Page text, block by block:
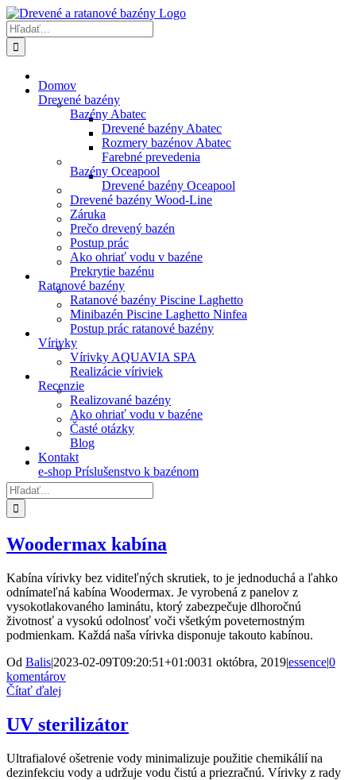
Skip
to
content
Hľadať:
Domov
Drevené bazény
Bazény Abatec
Drevené bazény Abatec
Rozmery bazénov Abatec
Farebné prevedenia
Bazény Oceapool
Drevené bazény Oceapool
Drevené bazény Wood-Line
Záruka
Prečo drevený bazén
Postup prác
Ako ohriať vodu v bazéne
Prekrytie bazénu
Ratanové bazény
Ratanové bazény Piscine Laghetto
Minibazén Piscine Laghetto Ninfea
Postup prác ratanové bazény
Vírivky
Vírivky AQUAVIA SPA
Realizácie víriviek
Recenzie
Realizované bazény
Ako ohriať vodu v bazéne
Časté otázky
Blog
Kontakt
e-shop Príslušenstvo k bazénom
Hľadať:
Woodermax kabína
Kabína vírivky bez viditeľných skrutiek, to je jednoduchá a ľahko
odnímateľná kabína Woodermax. Je vyrobená z panelov z
vysokotlakovaného laminátu, ktorý zabezpečuje dlhoročnú
životnosť a vysokú odolnosť voči všetkým poveternostným
podmienkam. Každá naša vírivka disponuje takouto kabínou.
Od Balis|2023-02-09T09:20:51+01:0031 októbra, 2019|essence|0
komentárov
Čítať ďalej
UV sterilizátor
Ultrafialové ošetrenie vody minimalizuje použitie chemikálií na
dezinfekciu vody a udržuje vodu čistú a priezračnú. Vírivky z rady